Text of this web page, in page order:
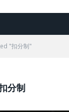
"扣分制"
分制